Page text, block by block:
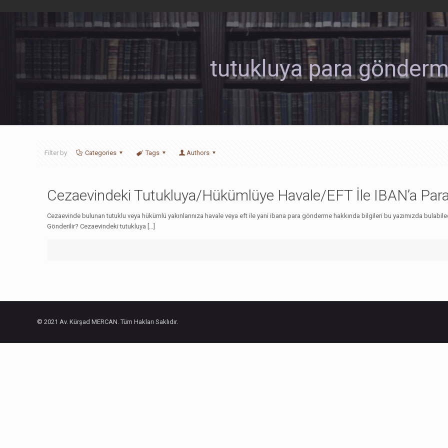
tutukluya para
Filter by Categories Tags Authors
Cezaevindeki Tutukluya/Hükümlüye Havale/EFT İle IBAN’a
Cezaevinde bulunan tutuklu veya hükümlü yakınlarınıza havale veya eft ile yani ibana para gönderme hakkında bilgileri bu yazımızda
Gönderilir? Cezaevindeki tutukluya […]
© 2021 Av. Kürşad MERCAN. Tüm Hakları Saklıdır.